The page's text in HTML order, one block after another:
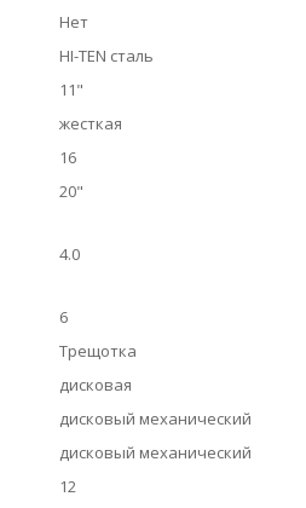
Нет
HI-TEN сталь
11"
жесткая
16
20"
4.0
6
Трещотка
дисковая
дисковый механический
дисковый механический
12